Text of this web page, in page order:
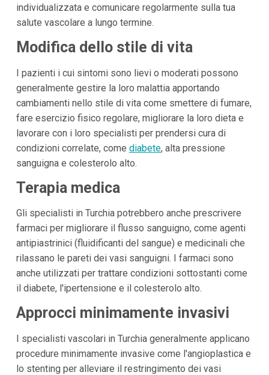
individualizzata e comunicare regolarmente sulla tua
salute vascolare a lungo termine.
Modifica dello stile di vita
I pazienti i cui sintomi sono lievi o moderati possono
generalmente gestire la loro malattia apportando
cambiamenti nello stile di vita come smettere di fumare,
fare esercizio fisico regolare, migliorare la loro dieta e
lavorare con i loro specialisti per prendersi cura di
condizioni correlate, come diabete, alta pressione
sanguigna e colesterolo alto.
Terapia medica
Gli specialisti in Turchia potrebbero anche prescrivere
farmaci per migliorare il flusso sanguigno, come agenti
antipiastrinici (fluidificanti del sangue) e medicinali che
rilassano le pareti dei vasi sanguigni. I farmaci sono
anche utilizzati per trattare condizioni sottostanti come
il diabete, l'ipertensione e il colesterolo alto.
Approcci minimamente invasivi
I specialisti vascolari in Turchia generalmente applicano
procedure minimamente invasive come l'angioplastica e
lo stenting per alleviare il restringimento dei vasi